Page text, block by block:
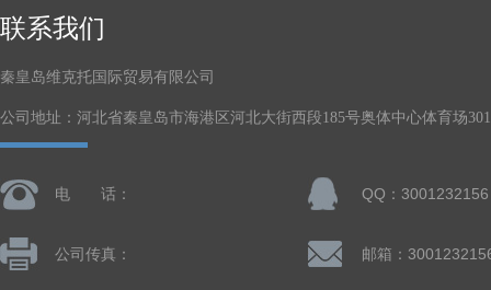
联系我们
秦皇岛维克托国际贸易有限公司
公司地址：河北省秦皇岛市海港区河北大街西段185号奥体中心体育场
电 话： QQ：3001232156
公司传真： 邮箱：